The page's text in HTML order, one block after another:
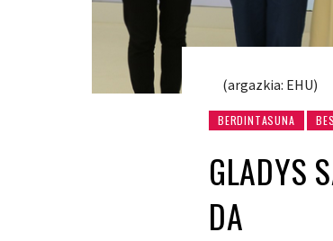
(argazkia: EHU)
BERDINTASUNA
GLADYS
DA